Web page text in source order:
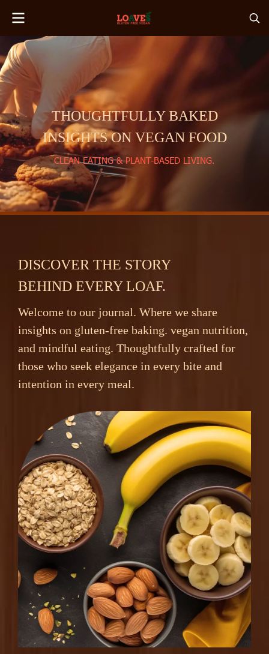
THOUGHTFULLY BAKED
INSIGHTS ON VEGAN FOOD
CLEAN EATING & PLANT-BASED LIVING.
DISCOVER THE STORY
BEHIND EVERY LOAF.
Welcome to our journal. Where we share
insights on gluten-free baking. vegan nutrition,
and mindful eating. Thoughtfully crafted for
those who seek elegance in every bite and
intention in every meal.